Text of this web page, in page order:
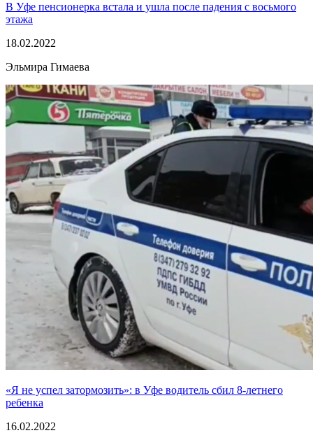
В Уфе пенсионерка встала и ушла после падения с восьмого
этажа
18.02.2022
Эльмира Гимаева
«Я не успел затормозить»: в Уфе водитель сбил 8-летнего
ребенка
16.02.2022